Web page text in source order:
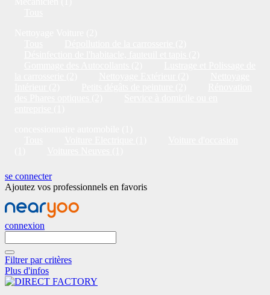
se connecter
Ajoutez vos professionnels en favoris
connexion
Filtrer par critères
Plus d'infos